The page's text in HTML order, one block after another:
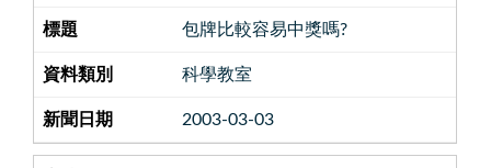
包牌比較容易中獎嗎?
科學教室
2003-03-03